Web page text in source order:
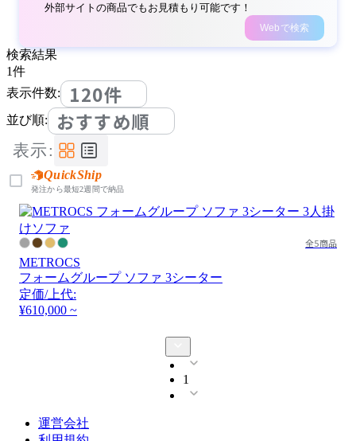
外部サイトの商品でもお見積もり可能です！
Webで検索
検索結果
1件
表示件数:
120件
並び順: おすすめ順
表示:
QuickShip
発注から最短2週間で納品
全5商品
METROCS
フォームグループ ソファ 3シーター
定価/上代:
¥610,000 ~
1
運営会社